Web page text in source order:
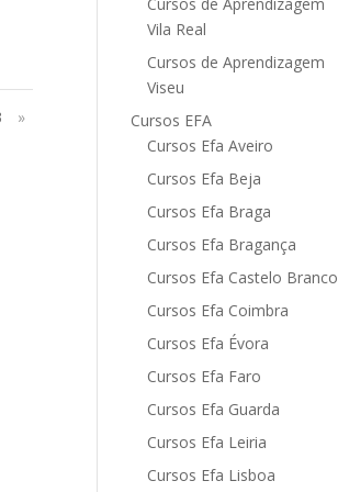
»
Vila Real
Cursos de Aprendizagem
Viseu
Cursos EFA
Cursos Efa Aveiro
Cursos Efa Beja
Cursos Efa Braga
Cursos Efa Bragança
Cursos Efa Castelo Branco
Cursos Efa Coimbra
Cursos Efa Évora
Cursos Efa Faro
Cursos Efa Guarda
Cursos Efa Leiria
Cursos Efa Lisboa